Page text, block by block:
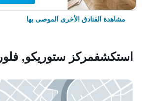
مشاهدة الفنادق الأخرى الموصى بها
استكشفمركز ستوريكو,